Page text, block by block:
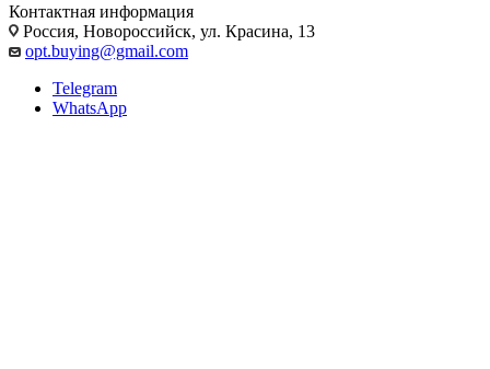
Контактная информация
Россия, Новороссийск, ул. Красина, 13
opt.buying@gmail.com
Telegram
WhatsApp